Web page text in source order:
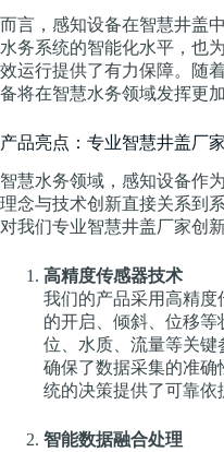
而言，感知设备在智慧井盖
水务系统的智能化水平，也
效运行提供了有力保障。随
备将在智慧水务领域发挥更
产品亮点：专业智慧井盖厂
智慧水务领域，感知设备作
理念与技术创新直接关系到
对我们专业智慧井盖厂家创
高精度传感器技术
我们的产品采用高精度
的开启、倾斜、位移
位、水质、流量等关键
确保了数据采集的准确
统的决策提供了可靠依
智能数据融合处理